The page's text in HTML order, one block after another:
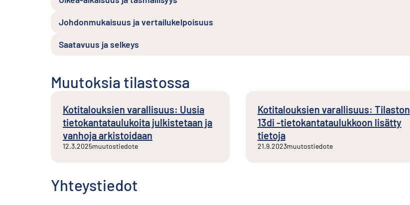
Johdonmukaisuus ja vertailukelpoisuus
Saatavuus ja selkeys
Muutoksia tilastossa
Kotitalouksien varallisuus: Uusia
tietokantataulukoita julkistetaan ja
vanhoja arkistoidaan
12.3.2025muutostiedote
Kotitalouksien varallisuus: Tilaston
13di -tietokantataulukkoon lisätty
tietoja
21.9.2023muutostiedote
Yhteystiedot